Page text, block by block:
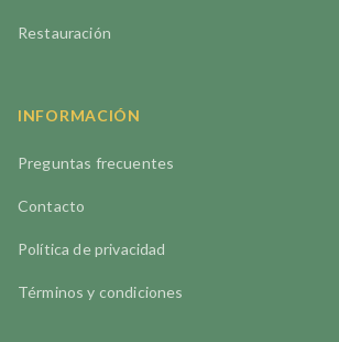
Restauración
INFORMACIÓN
Preguntas frecuentes
Contacto
Política de privacidad
Términos y condiciones